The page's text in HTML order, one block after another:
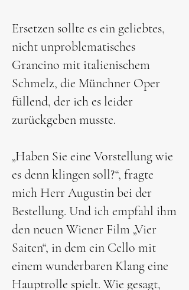
Ersetzen sollte es ein geliebtes,
nicht unproblematisches
Grancino mit italienischem
Schmelz, die Münchner Oper
füllend, der ich es leider
zurückgeben musste.
„Haben Sie eine Vorstellung wie
es denn klingen soll?“, fragte
mich Herr Augustin bei der
Bestellung. Und ich empfahl ihm
den neuen Wiener Film „Vier
Saiten“, in dem ein Cello mit
einem wunderbaren Klang eine
Hauptrolle spielt. Wie gesagt,